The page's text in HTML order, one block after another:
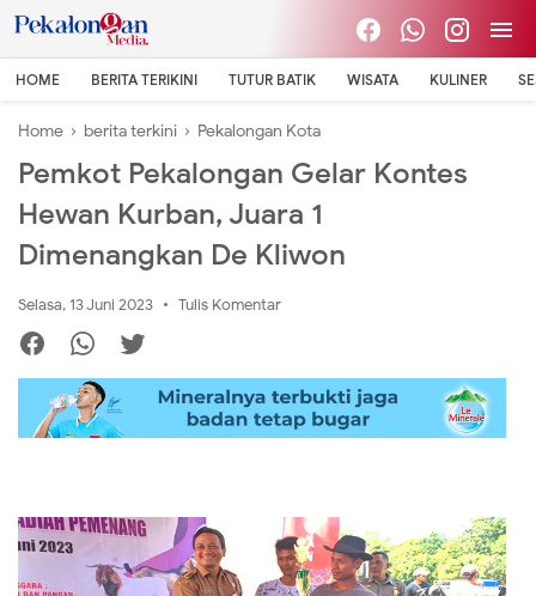
HOME BERITA TERIKINI TUTUR BATIK WISATA KULINER
Home › berita terkini › Pekalongan Kota
Pemkot Pekalongan Gelar Kontes
Hewan Kurban, Juara 1
Dimenangkan De Kliwon
Selasa, 13 Juni 2023 Tulis Komentar